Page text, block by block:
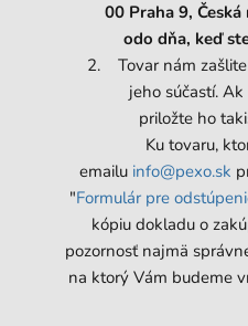
00 Praha 9,
odo dňa, keď
Tovar nám
jeho súčastí.
priložte ho
Ku tovaru,
emailu info@pexo.sk
"Formulár pre
kópiu dokladu o
pozornosť najmä
na ktorý Vám budeme